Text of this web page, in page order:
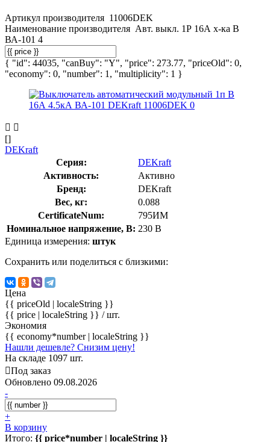
Артикул производителя 11006DEK
Наименование производителя Авт. выкл. 1Р 16А х-ка B
ВА-101 4
{ "id": 44035, "canBuy": "Y", "price": 273.77, "priceOld": 0,
"economy": 0, "number": 1, "multiplicity": 1 }
[]
DEKraft
Серия:
DEKraft
Активность:
Активно
Бренд:
DEKraft
Вес, кг:
0.088
CertificateNum:
795ИМ
Номинальное напряжение, В: 230 В
Единица измерения: штук
Сохранить или поделиться с близкими:
Цена
{{ priceOld | localeString }}
{{ price | localeString }} / шт.
Экономия
{{ economy*number | localeString }}
Нашли дешевле? Снизим цену!
На складе 1097 шт.
Под заказ
Обновлено 09.08.2026
-
+
В корзину
Итого: {{ price*number | localeString }}